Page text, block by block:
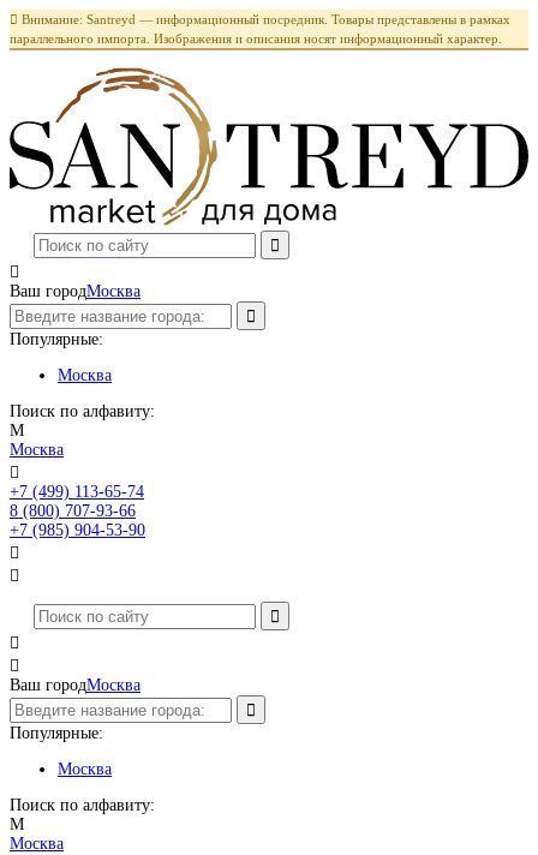
 Внимание: Santreyd — информационный посредник. Товары представлены в рамках
параллельного импорта. Изображения и описания носят информационный характер.

Ваш городМосква
Популярные:
Москва
Поиск по алфавиту:
М
Москва

+7 (499) 113-65-74
8 (800) 707-93-66
+7 (985) 904-53-90




Ваш городМосква
Популярные:
Москва
Поиск по алфавиту:
М
Москва